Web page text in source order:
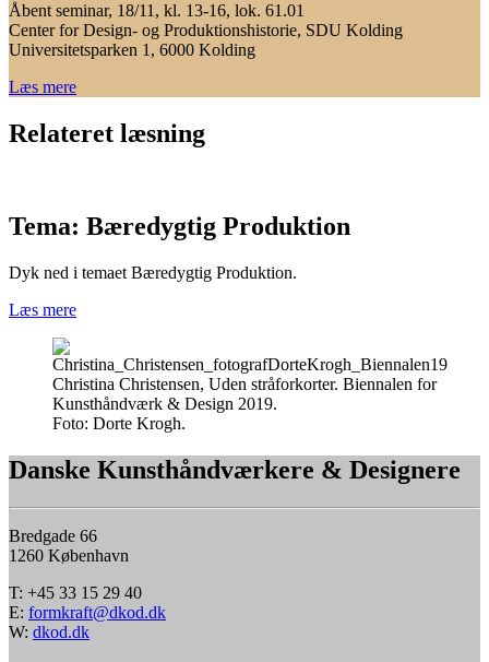
Åbent seminar, 18/11, kl. 13-16, lok. 61.01
Center for Design- og Produktionshistorie, SDU Kolding
Universitetsparken 1, 6000 Kolding
Læs mere
Relateret læsning
Tema: Bæredygtig Produktion
Dyk ned i temaet Bæredygtig Produktion.
Læs mere
Christina Christensen, Uden stråforkorter. Biennalen for
Kunsthåndværk & Design 2019.
Foto: Dorte Krogh.
Danske Kunsthåndværkere & Designere
Bredgade 66
1260 København
T: +45 33 15 29 40
E: formkraft@dkod.dk
W: dkod.dk